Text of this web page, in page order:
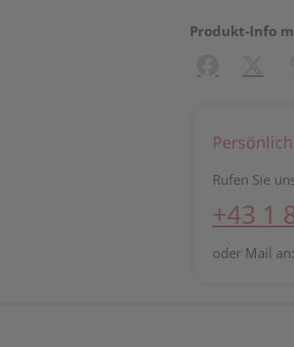
Produkt-Info
Rufen Sie
+43 1
oder Mail an: